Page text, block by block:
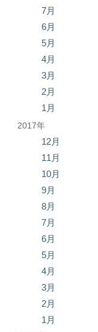
7月
6月
5月
4月
3月
2月
1月
2017年
12月
11月
10月
9月
8月
7月
6月
5月
4月
3月
2月
1月